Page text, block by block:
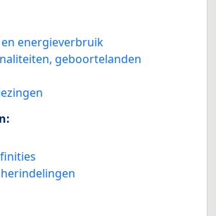
energieverbruik
geboortelanden